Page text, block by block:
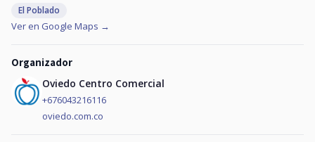
El Poblado
Ver en Google Maps →
Organizador
Oviedo Centro Comercial
+676043216116
oviedo.com.co